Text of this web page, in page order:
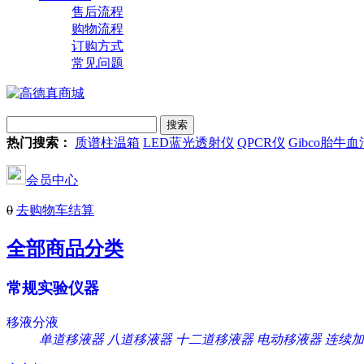
售后流程
购物流程
订购方式
常见问题
热门搜索： 质谱柱温箱 LED蓝光透射仪 QPCR仪 Gibco胎牛血
会员中心
0 去购物车结算
全部商品分类
常规实验仪器
移液分液
单道移液器 八道移液器 十二道移液器 电动移液器 连续